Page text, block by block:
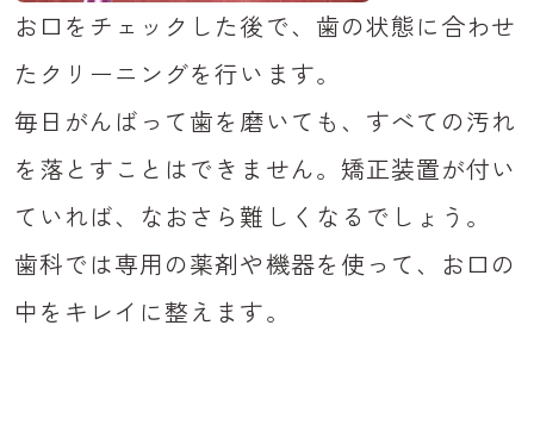
お口をチェックした後で、歯の状態に合わせ
たクリーニングを行います。
毎日がんばって歯を磨いても、すべての汚れ
を落とすことはできません。矯正装置が付い
ていれば、なおさら難しくなるでしょう。
歯科では専用の薬剤や機器を使って、お口の
中をキレイに整えます。